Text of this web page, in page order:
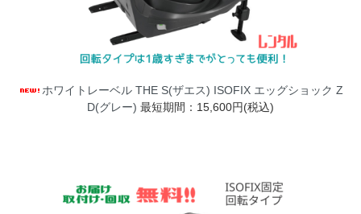
ホワイトレーベル THE S(ザエス) ISOFIX エッグショック Z
D(グレー) 最短期間：15,600円(税込)